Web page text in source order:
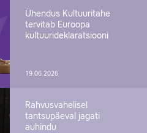
Ühendus Kultuuritahe
tervitab Euroopa
kultuurideklaratsiooni
19.06.2026
Rahvusvahelisel
tantsupäeval jagati
auhindu